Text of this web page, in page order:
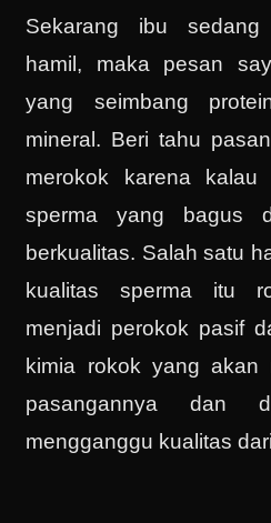
Sekarang ibu sedang
hamil, maka pesan
yang seimbang
mineral. Beri tahu
merokok karena
sperma yang bagus
berkualitas. Salah satu
kualitas sperma itu
menjadi perokok pasif
kimia rokok yang akan
pasangannya dan
mengganggu kualitas